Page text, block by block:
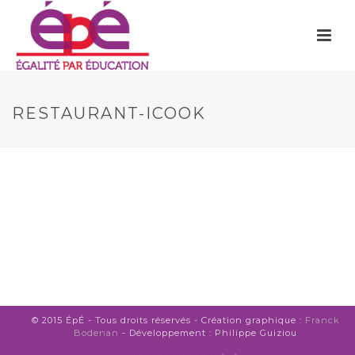
RESTAURANT-ICOOK
© 2015 ÉpÉ - Tous droits réservés - Création graphique : Franck
Bodenan - Développement : Philippe Guiziou